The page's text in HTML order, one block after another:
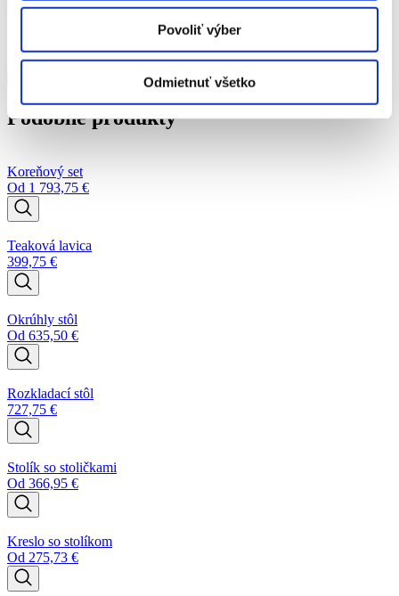
Povoliť výber
Odmietnuť všetko
Od169,13€
množstvo Vysoké kreslo s podstavcom
Podobné produkty
Koreňový set
Od 1 793,75 €
Teaková lavica
399,75 €
Okrúhly stôl
Od 635,50 €
Rozkladací stôl
727,75 €
Stolík so stoličkami
Od 366,95 €
Kreslo so stolíkom
Od 275,73 €